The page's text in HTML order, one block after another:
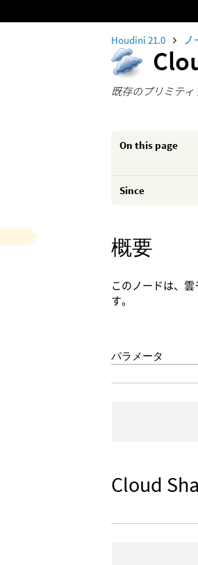
Houdini 21.0 ノ
既存のプリミテ
On this page
Since
概要
このノードは、
す。
パラメータ
Cloud